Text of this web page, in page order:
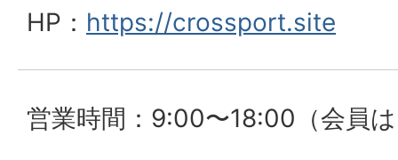
HP： https://crossport.site
営業時間：9:00〜18:00（会員